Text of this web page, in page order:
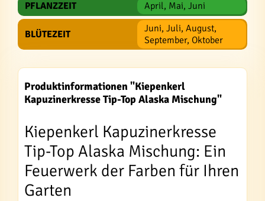
PFLANZZEIT April, Mai, Juni
BLÜTEZEIT
Juni, Juli, August,
September, Oktober
Produktinformationen "Kiepenkerl
Kapuzinerkresse Tip-Top Alaska Mischung"
Kiepenkerl Kapuzinerkresse
Tip-Top Alaska Mischung: Ein
Feuerwerk der Farben für Ihren
Garten